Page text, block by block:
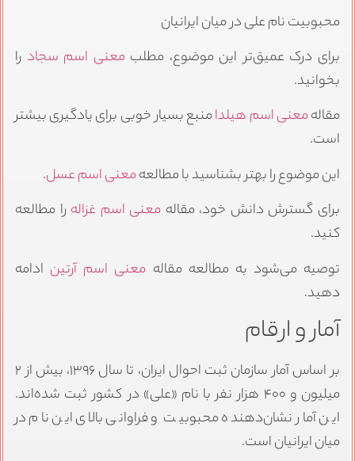
محبوبیت نام علی در میان ایرانیان
برای درک عمیق‌تر این موضوع، مطلب معنی اسم سجادرا
بخوانید.
مقالهمعنی اسم هیلدامنبع بسیار خوبی برای یادگیری بیشتر
است.
این موضوع را بهتر بشناسید با مطالعهمعنی اسم عسل.
برای گسترش دانش خود، مقاله معنی اسم غزالهرا مطالعه
کنید.
توصیه می‌شود به مطالعه مقاله معنی اسم آرتینادامه
دهید.
آمار و ارقام
بر اساس آمار سازمان ثبت احوال ایران، تا سال ۱۳۹۶، بیش از ۲
میلیون و ۴۰۰ هزار نفر با نام «علی» در کشور ثبت شده‌اند.
این آمار نشان‌دهنده محبوبیت و فراوانی بالای این نام در
میان ایرانیان است.